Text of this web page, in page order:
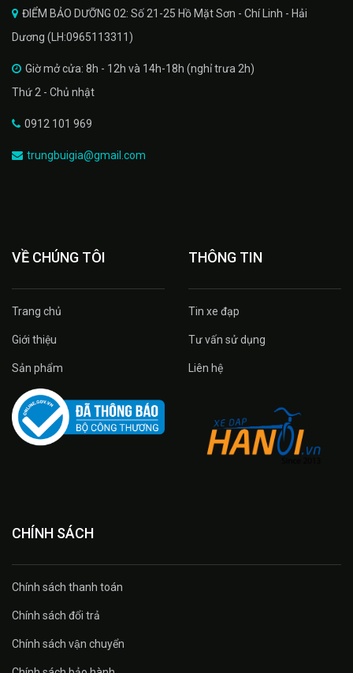
ĐIỂM BẢO DƯỠNG 02: Số 21-25 Hồ Mặt Sơn - Chí Linh - Hải
Dương (LH:0965113311)
Giờ mở cửa: 8h - 12h và 14h-18h (nghỉ trưa 2h)
Thứ 2 - Chủ nhật
0912 101 969
trungbuigia@gmail.com
VỀ CHÚNG TÔI
Trang chủ
Giới thiệu
Sản phẩm
THÔNG TIN
Tin xe đạp
Tư vấn sử dụng
Liên hệ
CHÍNH SÁCH
Chính sách thanh toán
Chính sách đổi trả
Chính sách vận chuyển